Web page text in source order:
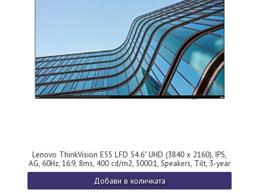
Lenovo ThinkVision E55 LFD 54.6" UHD (3840 x 2160), IPS,
AG, 60Hz, 16:9, 8ms, 400 cd/m2, 5000:1, Speakers, Tilt, 3-year
Добави в количката